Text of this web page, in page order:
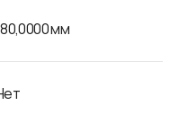
мм